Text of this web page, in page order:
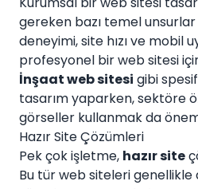
gereken bazı temel unsurlar
deneyimi, site hızı ve mobil
profesyonel bir web sitesi
İnşaat web sitesi gibi
tasarım yaparken, sektöre
görseller kullanmak da
Hazır Site Çözümleri
Pek çok işletme, hazır site
Bu tür web siteleri genellikle